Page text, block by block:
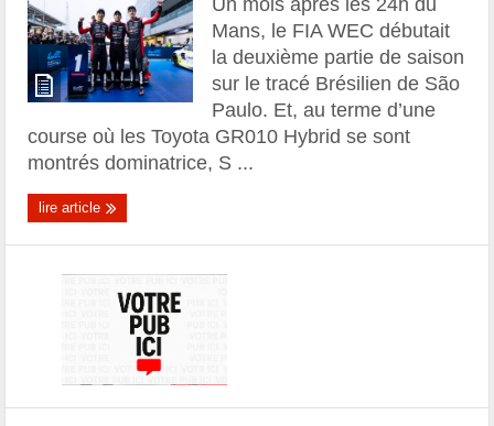
Mans, le FIA WEC débutait
la deuxième partie de saison
sur le tracé Brésilien de São
Paulo. Et, au terme d’une
course où les Toyota GR010 Hybrid se sont
montrés dominatrice, S ...
lire article